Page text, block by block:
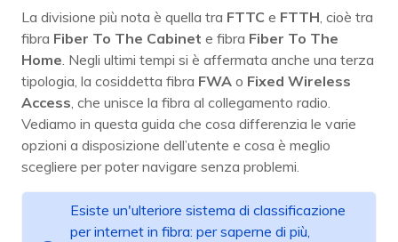
La divisione più nota è quella tra FTTC e FTTH , cioè tra
fibra Fiber To The Cabinet e fibra Fiber To The
Home . Negli ultimi tempi si è affermata anche una terza
tipologia, la cosiddetta fibra FWA o Fixed Wireless
Access , che unisce la fibra al collegamento radio.
Vediamo in questa guida che cosa differenzia le varie
opzioni a disposizione dell’utente e cosa è meglio
scegliere per poter navigare senza problemi.
Esiste un'ulteriore sistema di classificazione
per internet in fibra: per saperne di più,